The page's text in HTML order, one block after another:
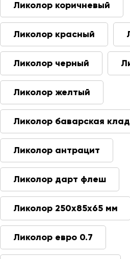
Ликолор коричневый
Ликолор красный
Ликолор черный
Ликолор желтый
Ликолор баварская
Ликолор антрацит
Ликолор дарт флеш
Ликолор 250х85х65 мм
Ликолор евро 0.7